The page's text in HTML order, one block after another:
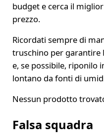
budget e cerca il
prezzo.
Ricordati sempre di
truschino per garantire
e, se possibile, riponilo
lontano da fonti di
Nessun prodotto
Falsa squadra